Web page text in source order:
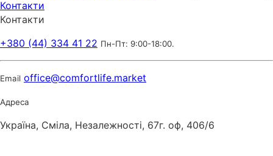
Контакти
Контакти
+380 (44) 334 41 22 Пн-Пт: 9:00-18:00.
Email office@comfortlife.market
Адреса
Україна, Сміла, Незалежності, 67г. оф, 406/6